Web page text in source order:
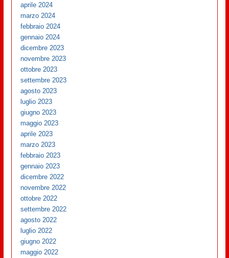
aprile 2024
marzo 2024
febbraio 2024
gennaio 2024
dicembre 2023
novembre 2023
ottobre 2023
settembre 2023
agosto 2023
luglio 2023
giugno 2023
maggio 2023
aprile 2023
marzo 2023
febbraio 2023
gennaio 2023
dicembre 2022
novembre 2022
ottobre 2022
settembre 2022
agosto 2022
luglio 2022
giugno 2022
maggio 2022